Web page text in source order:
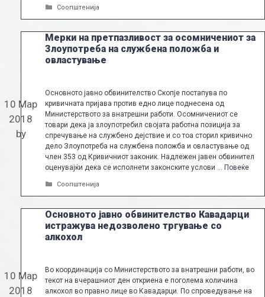
Categories
Соопштенија
Мерки на претпазливост за осомничениот за
Злоупотреба на службена положба и
овластување
10 Мар
2018
by
Основното јавно обвинителство Скопје постапува по
кривичната пријава против едно лице поднесена од
Министерството за внатрешни работи. Осомничениот се
товари дека ја злоупотребил својата работна позиција за
спречување на службено дејствие и со тоа сторил кривично
дело Злоупотреба на службена положба и овластување од
член 353 од Кривичниот законик. Надлежен јавен обвинител
оценувајќи дека се исполнети законските услови … Повеќе
Categories
Соопштенија
Основното јавно обвинителство Кавадарци
истражува недозволено тргување со
алкохол
10 Мар
2018
Во координација со Министерството за внатрешни работи, во
текот на вчерашниот ден откриена е поголема количина
алкохол во правно лице во Кавадарци. По спроведување на